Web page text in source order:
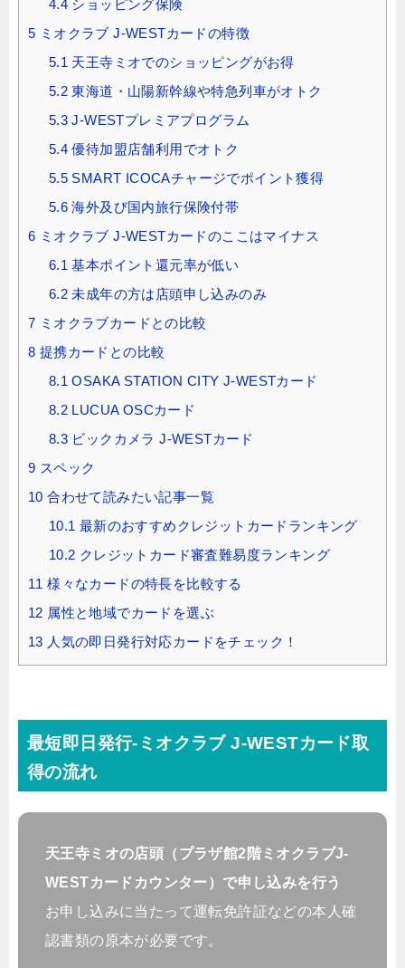
4.4 ショッピング保険
5 ミオクラブ J‐WESTカードの特徴
5.1 天王寺ミオでのショッピングがお得
5.2 東海道・山陽新幹線や特急列車がオトク
5.3 J-WESTプレミアプログラム
5.4 優待加盟店舗利用でオトク
5.5 SMART ICOCAチャージでポイント獲得
5.6 海外及び国内旅行保険付帯
6 ミオクラブ J‐WESTカードのここはマイナス
6.1 基本ポイント還元率が低い
6.2 未成年の方は店頭申し込みのみ
7 ミオクラブカードとの比較
8 提携カードとの比較
8.1 OSAKA STATION CITY J‐WESTカード
8.2 LUCUA OSCカード
8.3 ビックカメラ J‐WESTカード
9 スペック
10 合わせて読みたい記事一覧
10.1 最新のおすすめクレジットカードランキング
10.2 クレジットカード審査難易度ランキング
11 様々なカードの特長を比較する
12 属性と地域でカードを選ぶ
13 人気の即日発行対応カードをチェック！
最短即日発行-ミオクラブ J‐WESTカード取
得の流れ
天王寺ミオの店頭（プラザ館2階ミオクラブJ-
WESTカードカウンター）で申し込みを行う
お申し込みに当たって運転免許証などの本人確
認書類の原本が必要です。